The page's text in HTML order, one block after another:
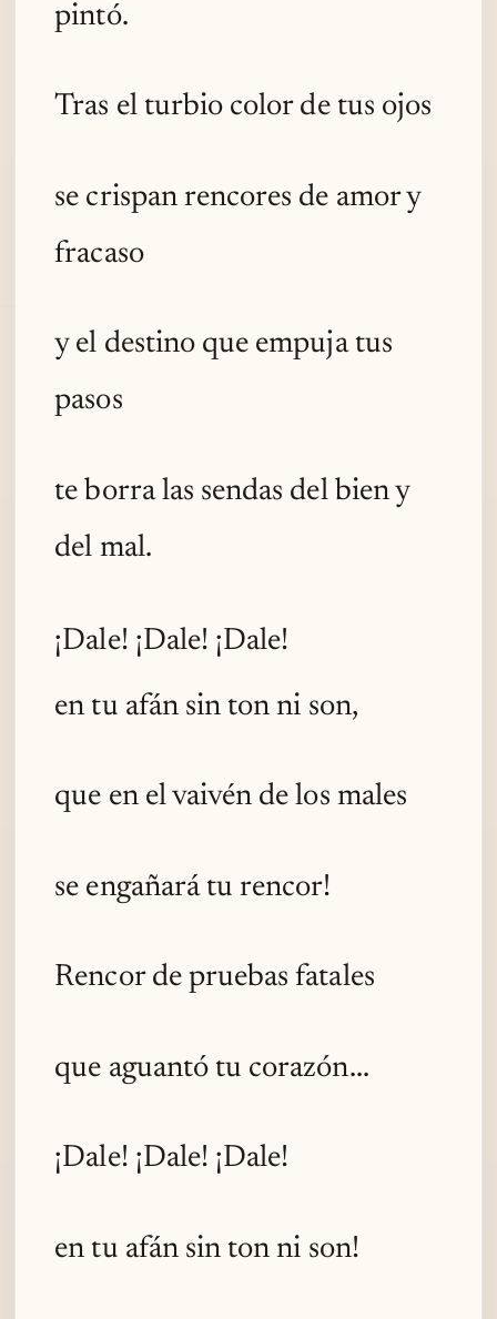
pintó.
Tras el turbio color de tus ojos
se crispan rencores de amor y
fracaso
y el destino que empuja tus
pasos
te borra las sendas del bien y
del mal.
¡Dale! ¡Dale! ¡Dale!
en tu afán sin ton ni son,
que en el vaivén de los males
se engañará tu rencor!
Rencor de pruebas fatales
que aguantó tu corazón...
¡Dale! ¡Dale! ¡Dale!
en tu afán sin ton ni son!